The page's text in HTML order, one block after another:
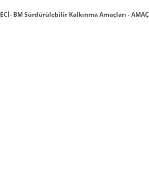
BM Sürdürülebilir Kalkınma Amaçları - AMAÇ